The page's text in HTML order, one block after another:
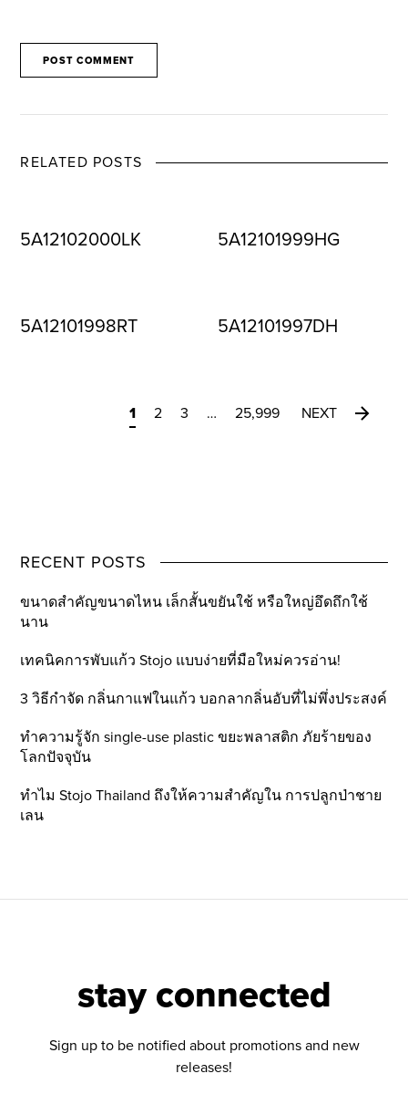
RELATED POSTS
5A12102000LK 5A12101999HG
5A12101998RT 5A12101997DH
1 2 3 … 25,999 NEXT
RECENT POSTS
ขนาดสำคัญขนาดไหน เล็กสั้นขยันใช้ หรือใหญ่อึดถึกใช้
นาน
เทคนิคการพับแก้ว Stojo แบบง่ายที่มือใหม่ควรอ่าน!
3 วิธีกำจัด กลิ่นกาแฟในแก้ว บอกลากลิ่นอับที่ไม่พึ่งประสงค์
ทำความรู้จัก single-use plastic ขยะพลาสติก ภัยร้ายของ
โลกปัจจุบัน
ทำไม Stojo Thailand ถึงให้ความสำคัญใน การปลูกป่าชาย
เลน
stay connected
Sign up to be notified about promotions and new
releases!